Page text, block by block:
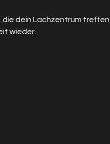
dein Lachzentrum
wieder.